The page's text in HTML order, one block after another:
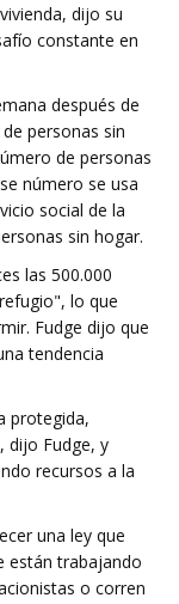
dijo su
constante en
después de
personas sin
de personas
número se usa
social de la
sin hogar.
las 500.000
lo que
Fudge dijo que
tendencia
protegida,
dijo Fudge, y
recursos a la
una ley que
están trabajando
o corren